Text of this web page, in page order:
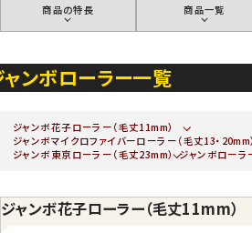
商品の特長 商品一覧
ンボローラー一覧
ジャンボ花子ローラー（毛丈11mm）
ジャンボマイクロファイバーローラー（毛丈13・20mm
ジャンボ東京ローラー（毛丈23mm） ジャンボローラ
ジャンボ花子ローラー（毛丈11mm）